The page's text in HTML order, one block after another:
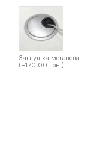
Заглушка металева
(+170.00 грн.)